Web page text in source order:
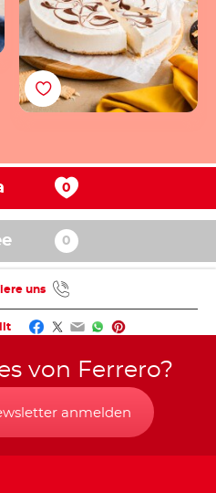
Facebook
Twitter
EmailWhatsApp
Pinterest
uns
von Ferrero?
anmelden